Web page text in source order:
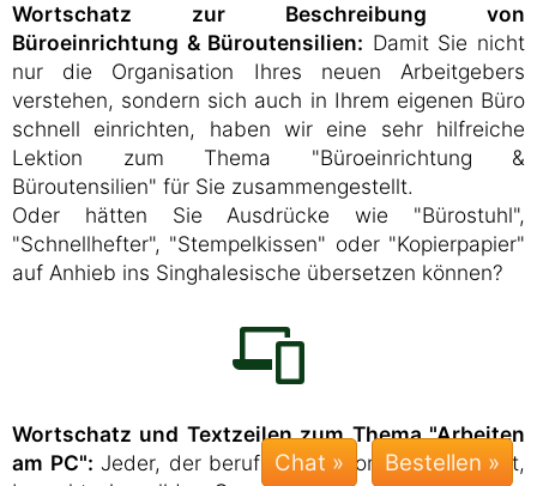
Wortschatz zur Beschreibung von
Büroeinrichtung & Büroutensilien: Damit Sie nicht
nur die Organisation Ihres neuen Arbeitgebers
verstehen, sondern sich auch in Ihrem eigenen Büro
schnell einrichten, haben wir eine sehr hilfreiche
Lektion zum Thema "Büroeinrichtung &
Büroutensilien" für Sie zusammengestellt.
Oder hätten Sie Ausdrücke wie "Bürostuhl",
"Schnellhefter", "Stempelkissen" oder "Kopierpapier"
auf Anhieb ins Singhalesische übersetzen können?
Wortschatz und Textzeilen zum Thema "Arbeiten
am PC": Jeder, der beruflich am Computer arbeitet,
Chat »